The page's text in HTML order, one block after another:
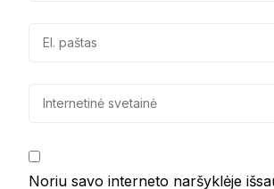
Noriu savo interneto naršyklėje